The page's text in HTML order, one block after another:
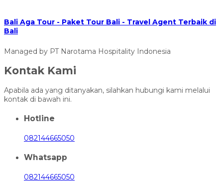
Bali Aga Tour - Paket Tour Bali - Travel Agent Terbaik di
Bali
Managed by PT Narotama Hospitality Indonesia
Kontak Kami
Apabila ada yang ditanyakan, silahkan hubungi kami melalui
kontak di bawah ini.
Hotline
082144665050
Whatsapp
082144665050